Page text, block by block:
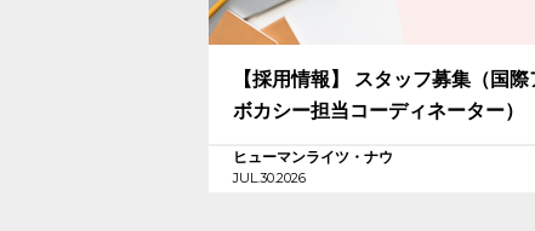
【採用情報】 スタッフ募集（国際
ボカシー担当コーディネーター）
ヒューマンライツ・ナウ
JUL.30.2026